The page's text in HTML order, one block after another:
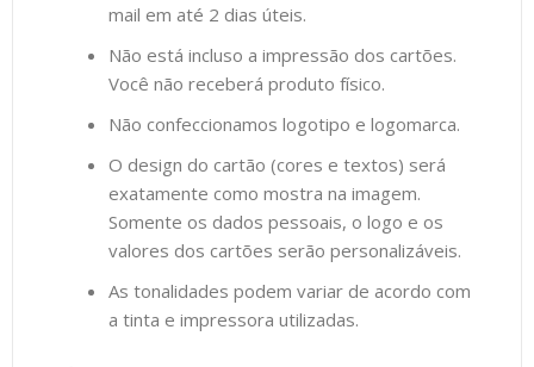
mail em até 2 dias úteis.
Não está incluso a impressão dos cartões.
Você não receberá produto físico.
Não confeccionamos logotipo e logomarca.
O design do cartão (cores e textos) será
exatamente como mostra na imagem.
Somente os dados pessoais, o logo e os
valores dos cartões serão personalizáveis.
As tonalidades podem variar de acordo com
a tinta e impressora utilizadas.